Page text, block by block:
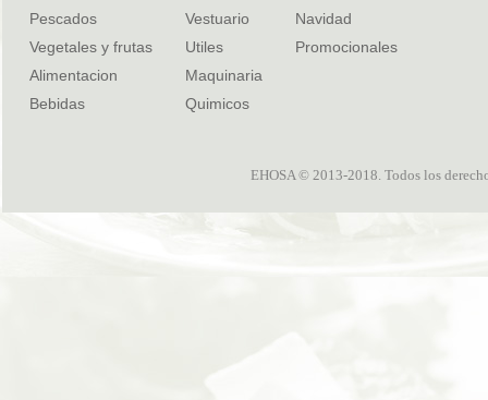
Pescados
Vegetales y frutas
Alimentacion
Bebidas
Vestuario
Utiles
Maquinaria
Quimicos
Navidad
Promocionales
EHOSA © 2013-2018. Todos los